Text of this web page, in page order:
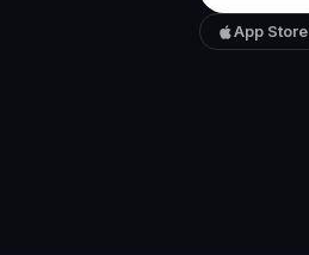
App Store